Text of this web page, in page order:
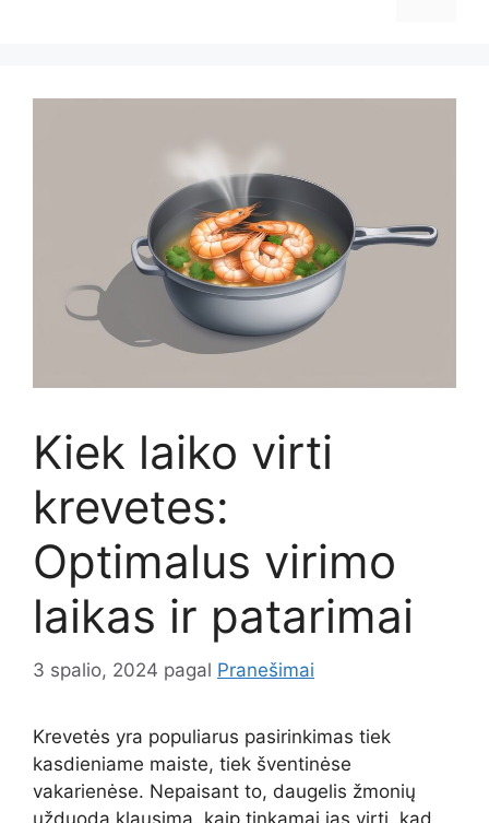
Kiek laiko virti
krevetes:
Optimalus virimo
laikas ir patarimai
3 spalio, 2024 pagal Pranešimai
Krevetės yra populiarus pasirinkimas tiek
kasdieniame maiste, tiek šventinėse
vakarienėse. Nepaisant to, daugelis žmonių
užduoda klausimą, kaip tinkamai jas virti, kad